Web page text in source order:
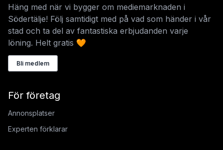
Häng med när vi bygger om mediemarknaden i
Södertälje! Följ samtidigt med på vad som händer i vår
stad och ta del av fantastiska erbjudanden varje
löning. Helt gratis 🧡
Bli medlem
För företag
Annonsplatser
Experten förklarar